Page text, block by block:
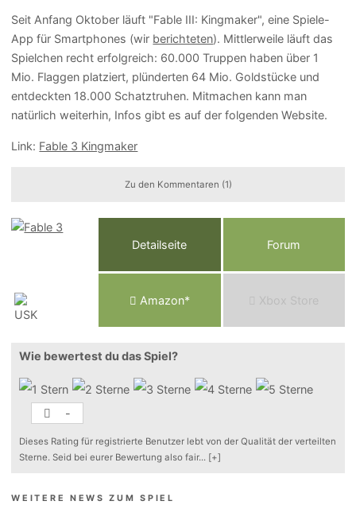
Seit Anfang Oktober läuft "Fable III: Kingmaker", eine Spiele-
App für Smartphones (wir berichteten). Mittlerweile läuft das
Spielchen recht erfolgreich: 60.000 Truppen haben über 1
Mio. Flaggen platziert, plünderten 64 Mio. Goldstücke und
entdeckten 18.000 Schatztruhen. Mitmachen kann man
natürlich weiterhin, Infos gibt es auf der folgenden Website.
Link: Fable 3 Kingmaker
Zu den Kommentaren (1)
Detailseite Forum
Amazon* Xbox Store
Wie bewertest du das Spiel?
-
Dieses Rating für registrierte Benutzer lebt von der Qualität der verteilten
Sterne. Seid bei eurer Bewertung also fair... [+]
WEITERE NEWS ZUM SPIEL